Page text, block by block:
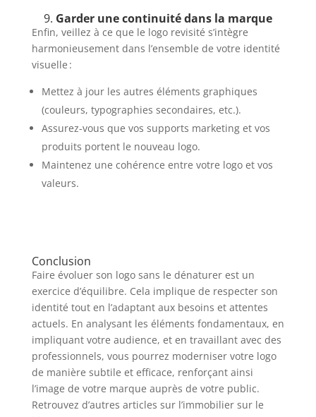
9. Garder une continuité dans la marque
Enfin, veillez à ce que le logo revisité s’intègre
harmonieusement dans l’ensemble de votre identité
visuelle :
Mettez à jour les autres éléments graphiques
(couleurs, typographies secondaires, etc.).
Assurez-vous que vos supports marketing et vos
produits portent le nouveau logo.
Maintenez une cohérence entre votre logo et vos
valeurs.
Conclusion
Faire évoluer son logo sans le dénaturer est un
exercice d’équilibre. Cela implique de respecter son
identité tout en l’adaptant aux besoins et attentes
actuels. En analysant les éléments fondamentaux, en
impliquant votre audience, et en travaillant avec des
professionnels, vous pourrez moderniser votre logo
de manière subtile et efficace, renforçant ainsi
l’image de votre marque auprès de votre public.
Retrouvez d’autres articles sur l’immobilier sur le